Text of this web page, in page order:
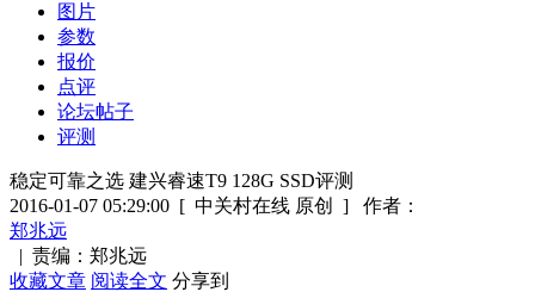
图片
参数
报价
点评
论坛帖子
评测
稳定可靠之选 建兴睿速T9 128G SSD评测
2016-01-07 05:29:00 [ 中关村在线 原创 ]
作者：
郑兆远
| 责编：郑兆远
收藏文章 阅读全文 分享到